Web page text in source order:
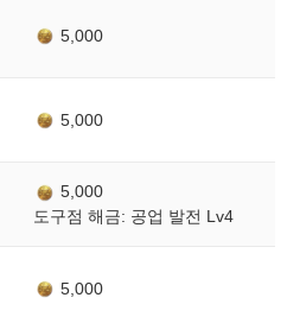
5,000
5,000
5,000
도구점 해금: 공업 발전 Lv4
5,000